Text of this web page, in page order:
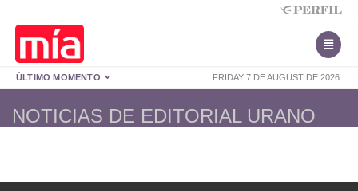
FRIDAY 7 DE AUGUST DE 2026
ÚLTIMO MOMENTO
NOTICIAS DE EDITORIAL URANO